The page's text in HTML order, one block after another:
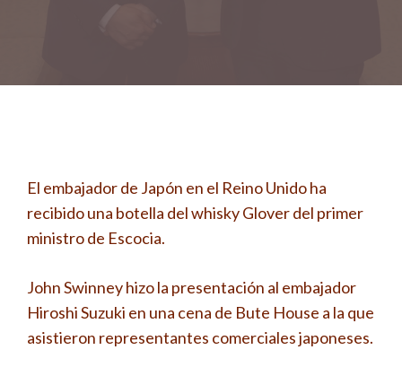
El embajador de Japón en el Reino Unido ha
recibido una botella del whisky Glover del primer
ministro de Escocia.
John Swinney hizo la presentación al embajador
Hiroshi Suzuki en una cena de Bute House a la que
asistieron representantes comerciales japoneses.